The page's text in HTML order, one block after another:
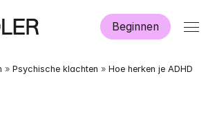
Beginnen
» Psychische klachten » Hoe herken je ADHD